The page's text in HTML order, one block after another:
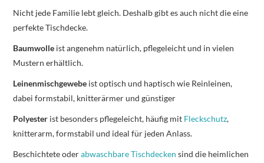
Nicht jede Familie lebt gleich. Deshalb gibt es auch nicht die eine
perfekte Tischdecke.
Baumwolle ist angenehm natürlich, pflegeleicht und in vielen
Mustern erhältlich.
Leinenmischgewebe ist optisch und haptisch wie Reinleinen,
dabei formstabil, knitterärmer und günstiger
Polyester ist besonders pflegeleicht, häufig mit Fleckschutz,
knitterarm, formstabil und ideal für jeden Anlass.
Beschichtete oderabwaschbare Tischdecken sind die heimlichen